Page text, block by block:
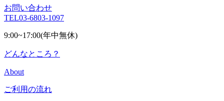
お問い合わせ
TEL03-6803-1097
9:00~17:00(年中無休)
どんなところ？
About
ご利用の流れ